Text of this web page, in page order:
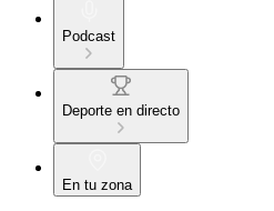
Podcast
Deporte en directo
En tu zona